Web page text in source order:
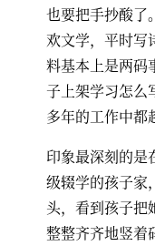
也要把手抄酸了
欢文学，平时写
料基本上是两码
子上架学习怎么
多年的工作中都
印象最深刻的是
级辍学的孩子家
头，看到孩子把
整整齐齐地竖着